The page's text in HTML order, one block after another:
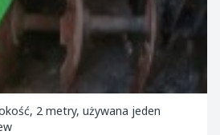
2 metry, używana jeden